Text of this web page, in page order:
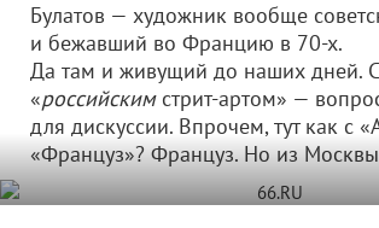
Булатов — художник вообще
и бежавший во Францию в 70-х.
Да там и живущий до наших дней.
«российскимстрит-артом» —
для дискуссии. Впрочем, тут как с
«Француз»? Француз. Но из